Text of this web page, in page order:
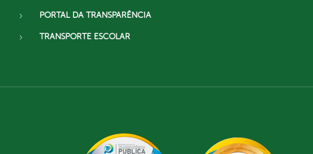
PORTAL DA TRANSPARÊNCIA
TRANSPORTE ESCOLAR